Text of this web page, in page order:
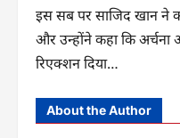
इस सब पर साजिद खान ने
और उन्होंने कहा कि
रिएक्शन दिया…
About the Author